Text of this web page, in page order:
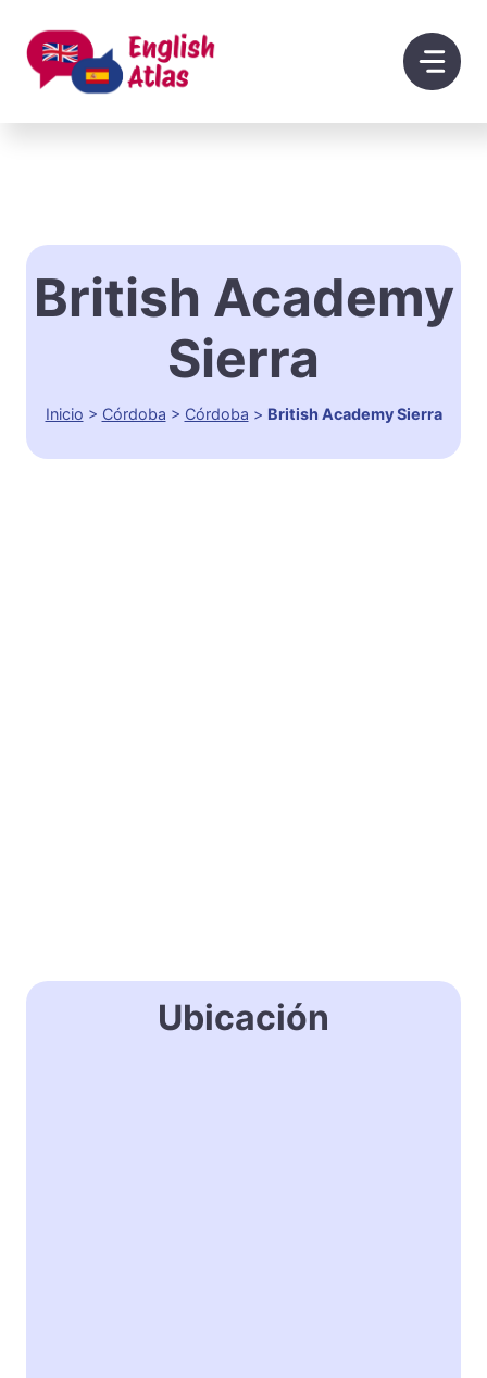
contenido
British Academy
Sierra
Inicio > Córdoba > Córdoba > British Academy Sierra
Ubicación